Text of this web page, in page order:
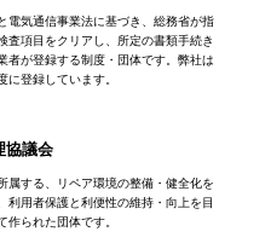
電気通信事業法に基づき、総務省が指
査項目をクリアし、所定の書類手続き
者が登録する制度・団体です。弊社は
に登録しています。
協議会
属する、リペア環境の整備・健全化を
利用者保護と利便性の維持・向上を目
作られた団体です。